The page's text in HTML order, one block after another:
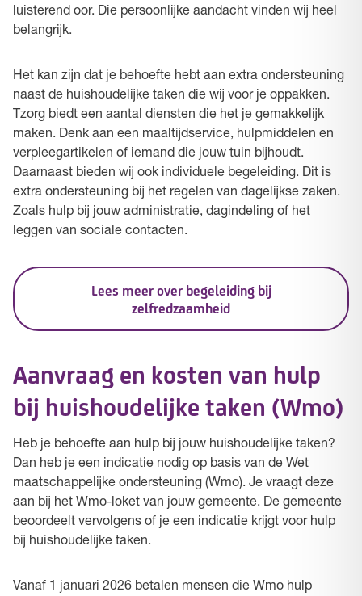
luisterend oor. Die persoonlijke aandacht vinden wij heel
belangrijk.
Het kan zijn dat je behoefte hebt aan extra ondersteuning
naast de huishoudelijke taken die wij voor je oppakken.
Tzorg biedt een aantal diensten die het je gemakkelijk
maken. Denk aan een maaltijdservice, hulpmiddelen en
verpleegartikelen of iemand die jouw tuin bijhoudt.
Daarnaast bieden wij ook individuele begeleiding. Dit is
extra ondersteuning bij het regelen van dagelijkse zaken.
Zoals hulp bij jouw administratie, dagindeling of het
leggen van sociale contacten.
Lees meer over begeleiding bij
zelfredzaamheid
Aanvraag en kosten van hulp
bij huishoudelijke taken (Wmo)
Heb je behoefte aan hulp bij jouw huishoudelijke taken?
Dan heb je een indicatie nodig op basis van de Wet
maatschappelijke ondersteuning (Wmo). Je vraagt deze
aan bij het Wmo-loket van jouw gemeente. De gemeente
beoordeelt vervolgens of je een indicatie krijgt voor hulp
bij huishoudelijke taken.
Vanaf 1 januari 2026 betalen mensen die Wmo hulp